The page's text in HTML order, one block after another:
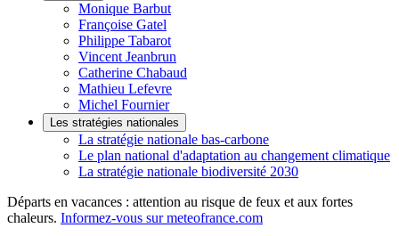
Monique Barbut
Françoise Gatel
Philippe Tabarot
Vincent Jeanbrun
Catherine Chabaud
Mathieu Lefevre
Michel Fournier
Les stratégies nationales
La stratégie nationale bas-carbone
Le plan national d'adaptation au changement climatique
La stratégie nationale biodiversité 2030
Départs en vacances : attention au risque de feux et aux fortes
chaleurs. Informez-vous sur meteofrance.com